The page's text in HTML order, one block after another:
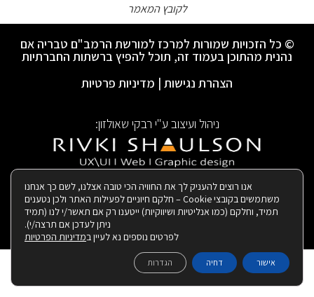
לקובץ המאמר
© כל הזכויות שמורות למרכז למורשת הרמב"ם טבריה אם
נהנית מהתוכן בעמוד זה, תוכל להפיץ ברשתות החברתיות
הצהרת נגישות | מדיניות פרטיות
ניהול ועיצוב ע"י רבקי שאולזון:
| בנייה ותחזוקת האתר:
אנו רוצים להעניק לך את החוויה הכי טובה אצלנו, לשם כך אנחנו
משתמשים בקובצי Cookie – חלקם חיוניים לפעילות האתר ולכן נטענים
תמיד, וחלקם (כמו אנליטיות ושיווקיות) ייטענו רק אם תאשר/י לנו (תמיד
ניתן לעדכן אם תרצה/י).
לפרטים נוספים נא לעיין במדיניות הפרטיות
אישור דחיה הגדרות